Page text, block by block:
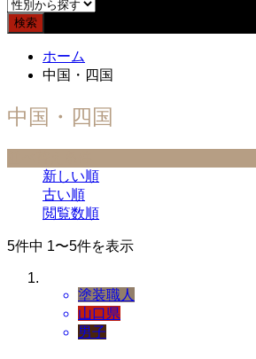
ホーム
中国・四国
中国・四国
新しい順
古い順
閲覧数順
5件中 1〜5件を表示
塗装職人
山口県
男子